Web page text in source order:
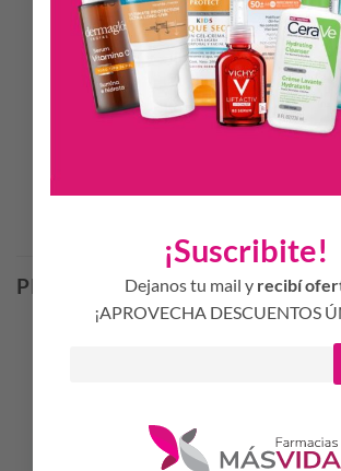
¡Suscribite!
Dejanos tu mail y recibí
¡APROVECHA DESCUENTOS
Cuando apliques la fragancia, hazlo
una distancia aproximada de 10 cm respecto
forma, el aroma se distribuirá mejor en la
y deja que este penetre en la piel y se seque
esta forma el olor perdurará más tiempo.
PRODUCTOS RELACIONADOS